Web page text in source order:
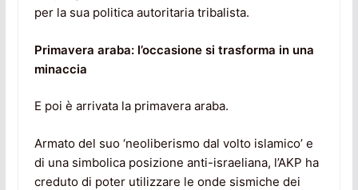
per la sua politica autoritaria tribalista.
Primavera araba: l’occasione si trasforma in una
minaccia
E poi è arrivata la primavera araba.
Armato del suo ‘neoliberismo dal volto islamico’ e
di una simbolica posizione anti-israeliana, l’AKP ha
creduto di poter utilizzare le onde sismiche dei